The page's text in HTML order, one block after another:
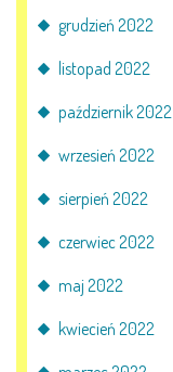
grudzień 2022
listopad 2022
październik 2022
wrzesień 2022
sierpień 2022
czerwiec 2022
maj 2022
kwiecień 2022